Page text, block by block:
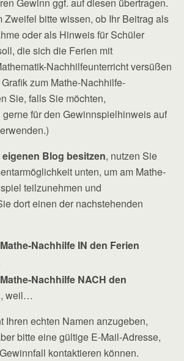
Zweifel bitte wissen, ob Ihr Beitrag als
oder als Hinweis für Schüler
die sich die Ferien mit
Nachhilfeunterricht versüßen
zum Mathe-Nachhilfe-
Sie, falls Sie möchten,
für den Gewinnspielhinweis auf
Blog besitzen, nutzen Sie
unten, um am Mathe-
teilzunehmen und
dort einen der nachstehenden
Mathe-Nachhilfe IN den Ferien
Mathe-Nachhilfe NACH den
weil…
Ihren echten Namen anzugeben,
bitte eine gültige E-Mail-Adresse,
kontaktieren können.